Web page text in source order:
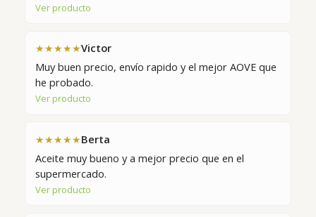
Ver producto
★★★★★Victor
Muy buen precio, envío rapido y el mejor AOVE que
he probado.
Ver producto
★★★★★Berta
Aceite muy bueno y a mejor precio que en el
supermercado.
Ver producto